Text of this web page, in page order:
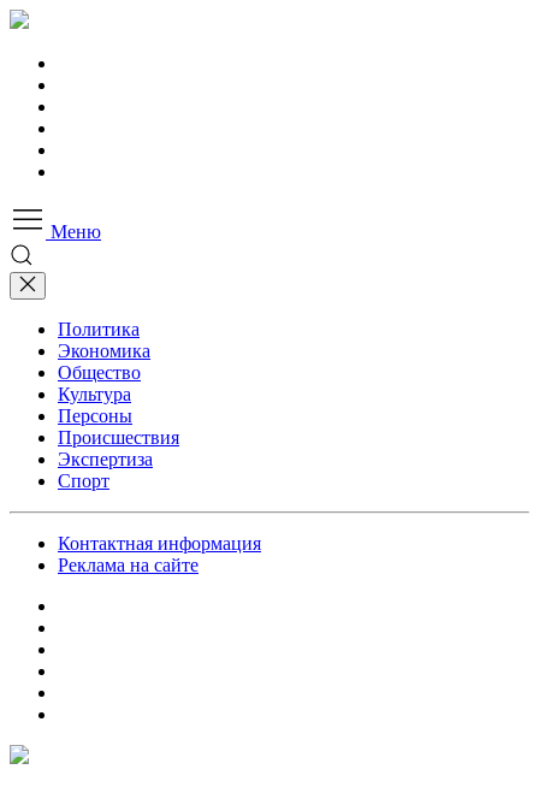
Меню
Политика
Экономика
Общество
Культура
Персоны
Происшествия
Экспертиза
Спорт
Контактная информация
Реклама на сайте